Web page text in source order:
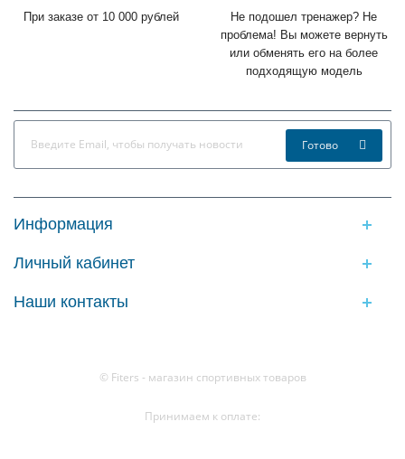
При заказе от 10 000 рублей
Не подошел тренажер? Не
проблема! Вы можете вернуть
или обменять его на более
подходящую модель
Готово
Информация
Личный кабинет
Наши контакты
© Fiters - магазин спортивных товаров
Принимаем к оплате: